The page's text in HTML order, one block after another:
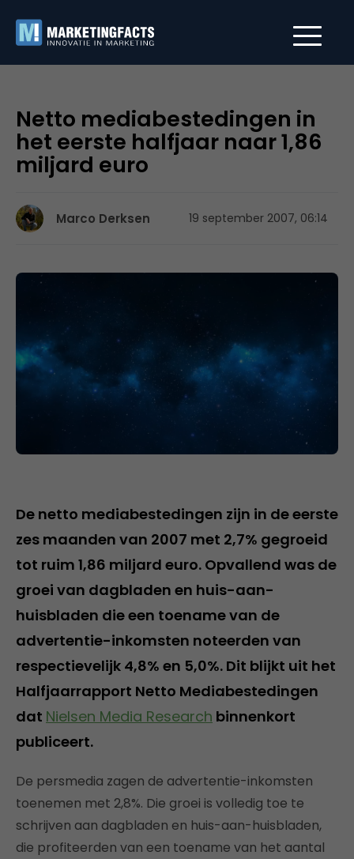
Netto mediabestedingen in
het eerste halfjaar naar 1,86
miljard euro
Marco Derksen 19 september 2007, 06:14
De netto mediabestedingen zijn in de eerste
zes maanden van 2007 met 2,7% gegroeid
tot ruim 1,86 miljard euro. Opvallend was de
groei van dagbladen en huis-aan-
huisbladen die een toename van de
advertentie-inkomsten noteerden van
respectievelijk 4,8% en 5,0%. Dit blijkt uit het
Halfjaarrapport Netto Mediabestedingen
dat Nielsen Media Research binnenkort
publiceert.
De persmedia zagen de advertentie-inkomsten
toenemen met 2,8%. Die groei is volledig toe te
schrijven aan dagbladen en huis-aan-huisbladen,
die profiteerden van een toename van het aantal